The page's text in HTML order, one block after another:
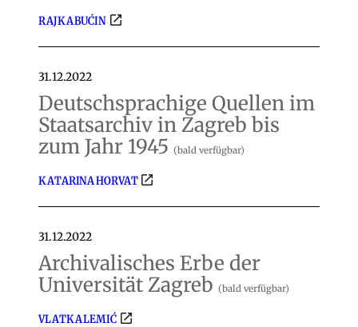
RAJKA BUĆIN
31.12.2022
Deutschsprachige Quellen im
Staatsarchiv in Zagreb bis
zum Jahr 1945 (bald verfügbar)
KATARINA HORVAT
31.12.2022
Archivalisches Erbe der
Universität Zagreb (bald verfügbar)
VLATKA LEMIĆ